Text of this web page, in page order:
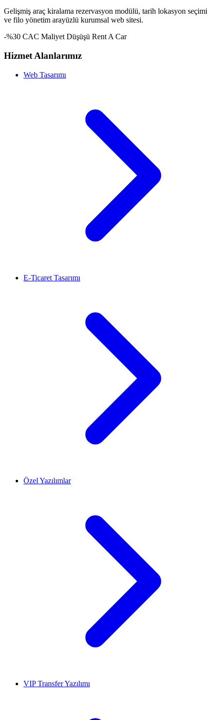
Gelişmiş araç kiralama rezervasyon modülü, tarih lokasyon seçimi
ve filo yönetim arayüzlü kurumsal web sitesi.
-%30 CAC Maliyet Düşüşü Rent A Car
Hizmet Alanlarımız
Web Tasarımı
E-Ticaret Tasarımı
Özel Yazılımlar
VIP Transfer Yazılımı